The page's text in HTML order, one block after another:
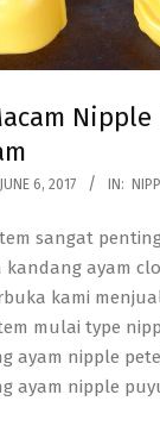
JUNE 6, 2017 IN:
sangat
ayam
kami
mulai type
ayam nipple
ayam nipple